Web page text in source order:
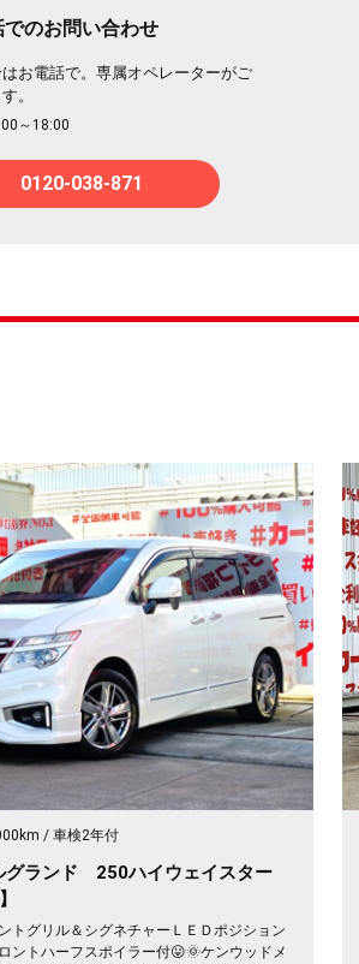
でのお問い合わせ
お電話で。専属オペレーターがご
。
～18:00
0120-038-871
車検2年付
ランド 250ハイウェイスター
トグリル＆シグネチャーＬＥＤポジション
ントハーフスポイラー付😛🌞ケンウッドメ